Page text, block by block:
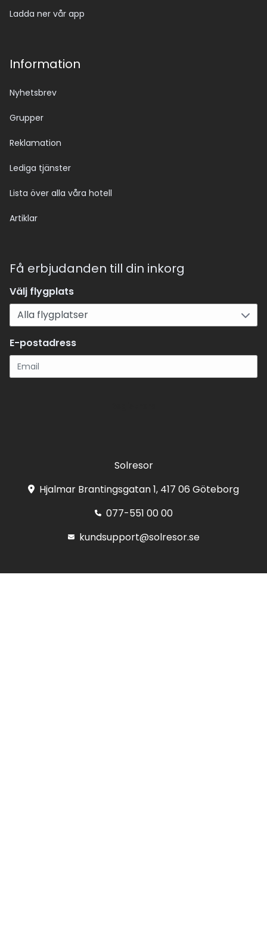
Ladda ner vår app
Information
Nyhetsbrev
Grupper
Reklamation
Lediga tjänster
Lista över alla våra hotell
Artiklar
Få erbjudanden till din inkorg
Välj flygplats
E-postadress
Solresor
Hjalmar Brantingsgatan 1, 417 06 Göteborg
077-551 00 00
kundsupport@solresor.se